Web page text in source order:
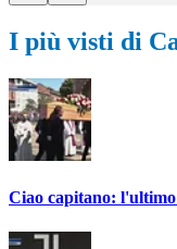
I più visti di
Ciao capitano: